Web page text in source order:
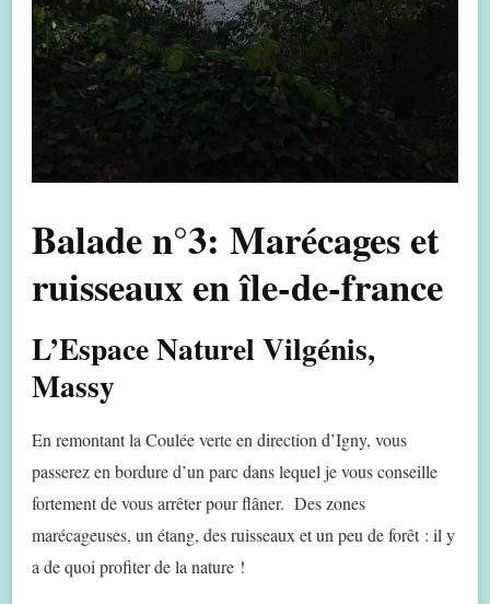
Balade n°3: Marécages et
ruisseaux en île-de-france
L’Espace Naturel Vilgénis,
Massy
En remontant la Coulée verte en direction d’Igny, vous
passerez en bordure d’un parc dans lequel je vous conseille
fortement de vous arrêter pour flâner. Des zones
marécageuses, un étang, des ruisseaux et un peu de forêt : il y
a de quoi profiter de la nature !